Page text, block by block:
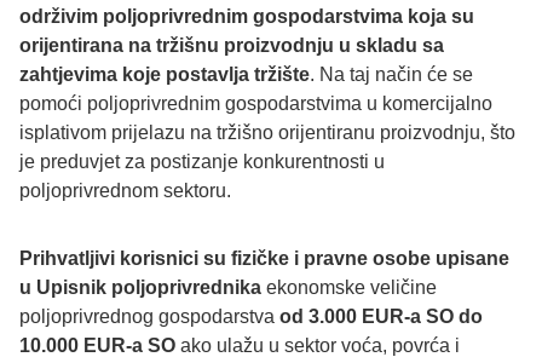
održivim poljoprivrednim gospodarstvima koja su
orijentirana na tržišnu proizvodnju u skladu sa
zahtjevima koje postavlja tržište. Na taj način će se
pomoći poljoprivrednim gospodarstvima u komercijalno
isplativom prijelazu na tržišno orijentiranu proizvodnju, što
je preduvjet za postizanje konkurentnosti u
poljoprivrednom sektoru.
Prihvatljivi korisnici su fizičke i pravne osobe upisane
u Upisnik poljoprivrednika ekonomske veličine
poljoprivrednog gospodarstva od 3.000 EUR-a SO do
10.000 EUR-a SO ako ulažu u sektor voća, povrća i